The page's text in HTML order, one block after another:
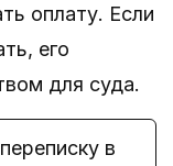
оплату. Если
его
для суда.
в